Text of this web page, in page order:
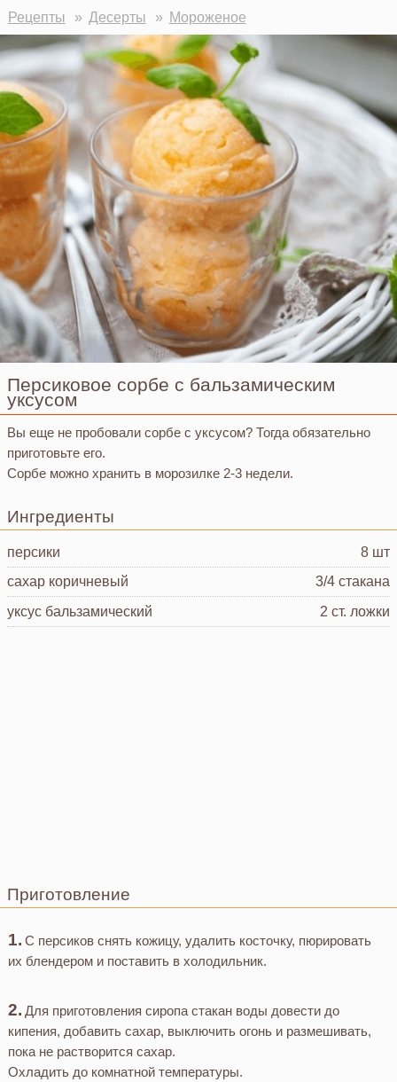
Рецепты Десерты Мороженое
Персиковое сорбе с бальзамическим
уксусом
Вы еще не пробовали сорбе с уксусом? Тогда обязательно
приготовьте его.
Сорбе можно хранить в морозилке 2-3 недели.
Ингредиенты
персики
8 шт
сахар коричневый
3/4 стакана
уксус бальзамический 2 ст. ложки
Приготовление
С персиков снять кожицу, удалить косточку, пюрировать
их блендером и поставить в холодильник.
Для приготовления сиропа стакан воды довести до
кипения, добавить сахар, выключить огонь и размешивать,
пока не растворится сахар.
Охладить до комнатной температуры.